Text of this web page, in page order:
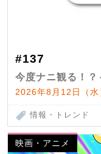
#137
今度ナニ観る！
2026年8月12日（
情報・トレンド
映画・アニメ